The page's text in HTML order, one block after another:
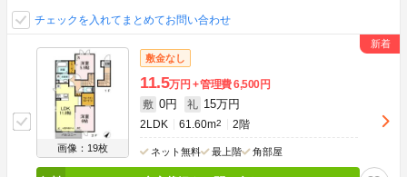
チェックを入れてまとめてお問い合わせ
画像：19枚
敷金なし
11.5万円 管理費6,500円
敷 0円 礼 15万円
2LDK 61.60m2 2階
ネット無料 最上階 角部屋